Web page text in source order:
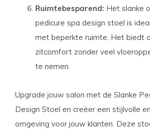
Ruimtebesparend: Het slanke
pedicure spa design stoel is
met beperkte ruimte. Het biedt
zitcomfort zonder veel
te nemen.
Upgrade jouw salon met de Slanke
Design Stoel en creëer een stijlvolle
omgeving voor jouw klanten. Deze